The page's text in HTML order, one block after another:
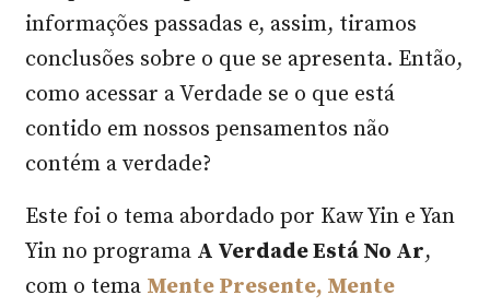
informações passadas e, assim, tiramos
conclusões sobre o que se apresenta. Então,
como acessar a Verdade se o que está
contido em nossos pensamentos não
contém a verdade?
Este foi o tema abordado por Kaw Yin e Yan
Yin no programa A Verdade Está No Ar,
com o tema Mente Presente, Mente